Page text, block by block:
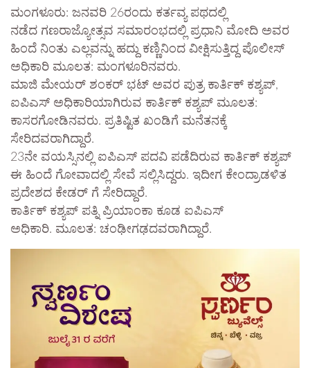
ಮಂಗಳೂರು: ಜನವರಿ 26ರಂದು ಕರ್ತವ್ಯ ಪಥದಲ್ಲಿ
ನಡೆದ ಗಣರಾಜ್ಯೋತ್ಸವ ಸಮಾರಂಭದಲ್ಲಿ ಪ್ರಧಾನಿ ಮೋದಿ ಅವರ
ಹಿಂದೆ ನಿಂತು ಎಲ್ಲವನ್ನು ಹದ್ದು ಕಣ್ಣಿನಿಂದ ವೀಕ್ಷಿಸುತ್ತಿದ್ದ ಪೊಲೀಸ್
ಅಧಿಕಾರಿ ಮೂಲತ: ಮಂಗಳೂರಿನವರು.
ಮಾಜಿ ಮೇಯರ್ ಶಂಕರ್ ಭಟ್ ಅವರ ಪುತ್ರ ಕಾರ್ತಿಕ್ ಕಶ್ಯಪ್,
ಐಪಿಎಸ್ ಅಧಿಕಾರಿಯಾಗಿರುವ ಕಾರ್ತಿಕ್ ಕಶ್ಯಪ್ ಮೂಲತ:
ಕಾಸರಗೋಡಿನವರು. ಪ್ರತಿಷ್ಟಿತ ಖಂಡಿಗೆ ಮನೆತನಕ್ಕೆ
ಸೇರಿದವರಾಗಿದ್ದಾರೆ.
23ನೇ ವಯಸ್ಸಿನಲ್ಲಿ ಐಪಿಎಸ್ ಪದವಿ ಪಡೆದಿರುವ ಕಾರ್ತಿಕ್ ಕಶ್ಯಪ್
ಈ ಹಿಂದೆ ಗೋವಾದಲ್ಲಿ ಸೇವೆ ಸಲ್ಲಿಸಿದ್ದರು. ಇದೀಗ ಕೇಂದ್ರಾಡಳಿತ
ಪ್ರದೇಶದ ಕೇಡರ್ ಗೆ ಸೇರಿದ್ದಾರೆ.
ಕಾರ್ತಿಕ್ ಕಶ್ಯಪ್ ಪತ್ನಿ ಪ್ರಿಯಾಂಕಾ ಕೂಡ ಐಪಿಎಸ್
ಅಧಿಕಾರಿ. ಮೂಲತ: ಚಂಢೀಗಢದವರಾಗಿದ್ದಾರೆ.